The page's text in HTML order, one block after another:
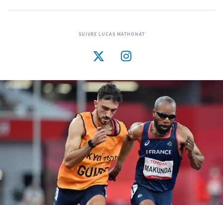
SUIVRE LUCAS MATHONAT